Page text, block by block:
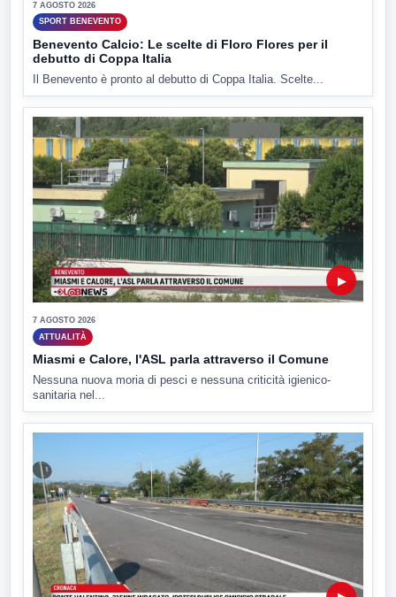
7 AGOSTO 2026
SPORT BENEVENTO
Benevento Calcio: Le scelte di Floro Flores per il
debutto di Coppa Italia
Il Benevento è pronto al debutto di Coppa Italia. Scelte...
▶
7 AGOSTO 2026
ATTUALITÀ
Miasmi e Calore, l'ASL parla attraverso il Comune
Nessuna nuova moria di pesci e nessuna criticità igienico-
sanitaria nel...